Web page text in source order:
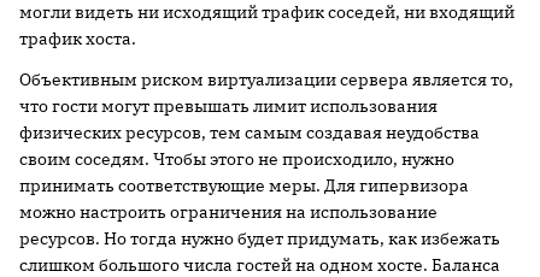
могли видеть ни исходящий трафик соседей, ни входящий
трафик хоста.
Объективным риском виртуализации сервера является то,
что гости могут превышать лимит использования
физических ресурсов, тем самым создавая неудобства
своим соседям. Чтобы этого не происходило, нужно
принимать соответствующие меры. Для гипервизора
можно настроить ограничения на использование
ресурсов. Но тогда нужно будет придумать, как избежать
слишком большого числа гостей на одном хосте. Баланса